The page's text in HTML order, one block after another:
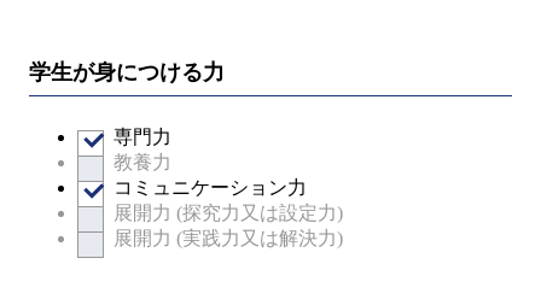
学生が身につける力
専門力
教養力
コミュニケーション力
展開力 (探究力又は設定力)
展開力 (実践力又は解決力)